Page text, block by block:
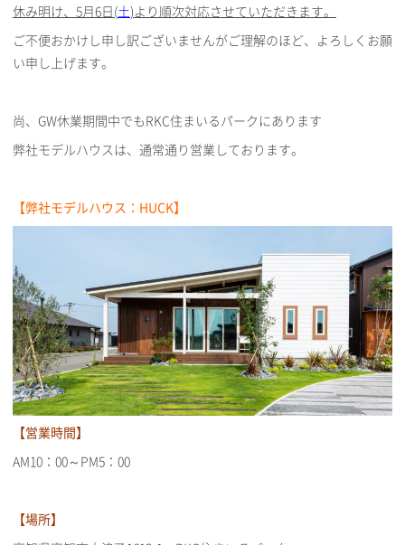
休み明け、5月6日(土)より順次対応させていただきます。
ご不便おかけし申し訳ございませんがご理解のほど、よろしくお願
い申し上げます。
尚、GW休業期間中でもRKC住まいるパークにあります
弊社モデルハウスは、通常通り営業しております。
【弊社モデルハウス：HUCK】
【営業時間】
AM10：00～PM5：00
【場所】